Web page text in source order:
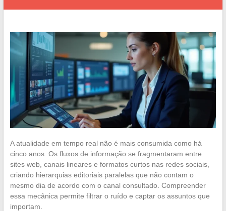
A atualidade em tempo real não é mais consumida como há
cinco anos. Os fluxos de informação se fragmentaram entre
sites web, canais lineares e formatos curtos nas redes sociais,
criando hierarquias editoriais paralelas que não contam o
mesmo dia de acordo com o canal consultado. Compreender
essa mecânica permite filtrar o ruído e captar os assuntos que
importam.